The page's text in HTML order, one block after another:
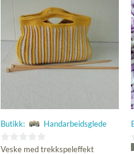
Butikk: Handarbeidsglede
0
Veske med trekkspeleffekt